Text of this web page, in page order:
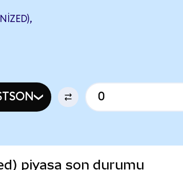
piyasa son durumu